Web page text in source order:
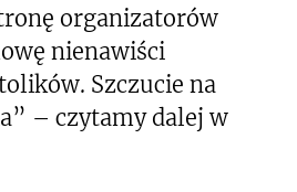
organizatorów
nienawiści
Szczucie na
– czytamy dalej w